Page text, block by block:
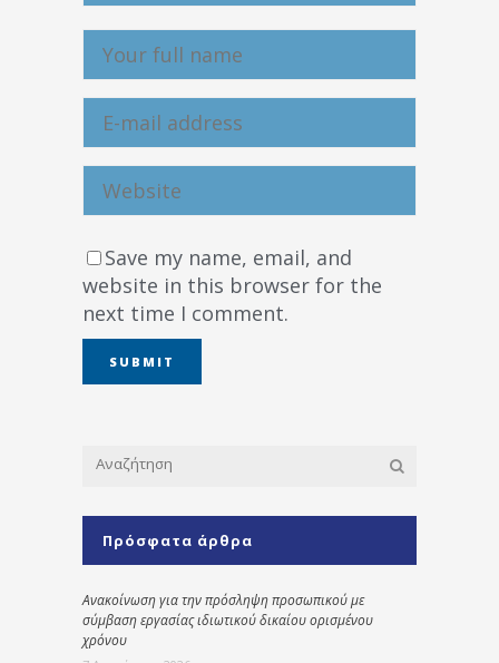
Save my name, email, and
website in this browser for the
next time I comment.
Πρόσφατα άρθρα
Ανακοίνωση για την πρόσληψη προσωπικού με
σύμβαση εργασίας ιδιωτικού δικαίου ορισμένου
χρόνου